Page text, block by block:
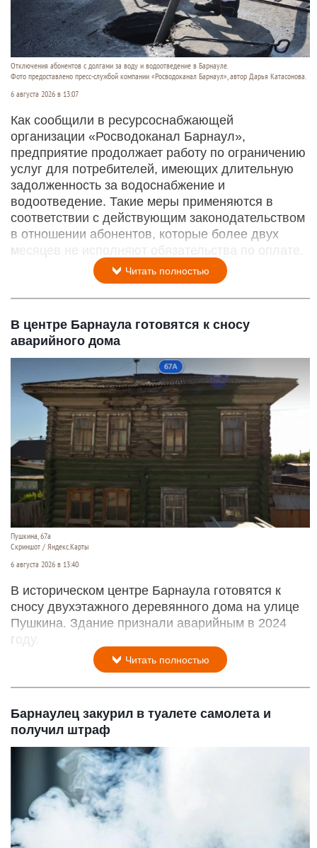
Отключения абонентов с долгами за воду и водоотведение в Барнауле.
Фото предоставлено пресс-службой компании «Росводоканал Барнаул», автор Дарья Катасонова.
6 августа 2026 в 13:07
Как сообщили в ресурсоснабжающей
организации «Росводоканал Барнаул»,
предприятие продолжает работу по ограничению
услуг для потребителей, имеющих длительную
задолженность за водоснабжение и
водоотведение. Такие меры применяются в
соответствии с действующим законодательством
в отношении абонентов, которые более двух
месяцев не исполняют обязательства по оплате.
Читать полностью
В центре Барнаула готовятся к сносу
аварийного дома
Пушкина, 67а
Скриншот / Яндекс.Карты
6 августа 2026 в 13:40
В историческом центре Барнаула готовятся к
сносу двухэтажного деревянного дома на улице
Пушкина. Здание признали аварийным в 2024
году.
Читать полностью
Барнаулец закурил в туалете самолета и
получил штраф